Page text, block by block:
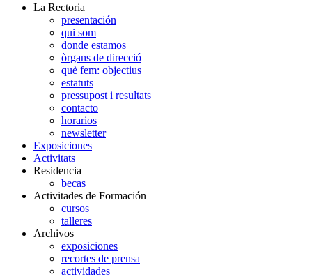
La Rectoria
presentación
qui som
donde estamos
òrgans de direcció
què fem: objectius
estatuts
pressupost i resultats
contacto
horarios
newsletter
Exposiciones
Activitats
Residencia
becas
Activitades de Formación
cursos
talleres
Archivos
exposiciones
recortes de prensa
actividades